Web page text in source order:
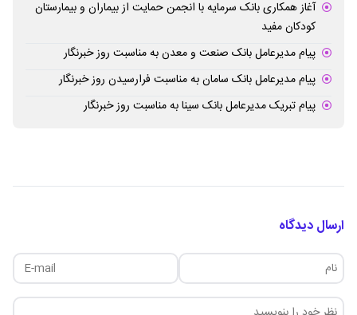
آغاز همکاری بانک سرمایه با انجمن حمایت از بیماران و بیمارستان
کودکان مفید
پیام مدیرعامل بانک صنعت و معدن به مناسبت روز خبرنگار
پیام مدیرعامل بانک سامان به مناسبت فرارسیدن روز خبرنگار
پیام تبریک مدیرعامل بانک سینا به مناسبت روز خبرنگار
ارسال دیدگاه